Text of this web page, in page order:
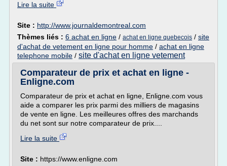
Lire la suite
Site : http://www.journaldemontreal.com
Thèmes liés : 6 achat en ligne / achat en ligne quebecois / site
d'achat de vetement en ligne pour homme / achat en ligne
telephone mobile / site d'achat en ligne vetement
Comparateur de prix et achat en ligne -
Enligne.com
Comparateur de prix et achat en ligne, Enligne.com vous
aide a comparer les prix parmi des milliers de magasins
de vente en ligne. Les meilleures offres des marchands
du net sont sur notre comparateur de prix....
Lire la suite
Site : https://www.enligne.com